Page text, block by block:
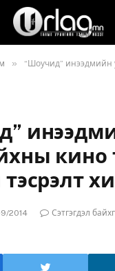
» “Шоучид” инээдмийн уран сайхны
кино
2014
Сэтгэгдэл